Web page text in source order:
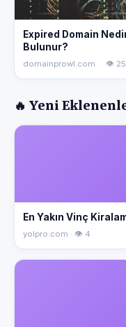
Expired Domain
Bulunur?
domainprowl.com · 👁 25
🔥 Yeni
En Yakın Vinç
yolpro.com · 👁 4